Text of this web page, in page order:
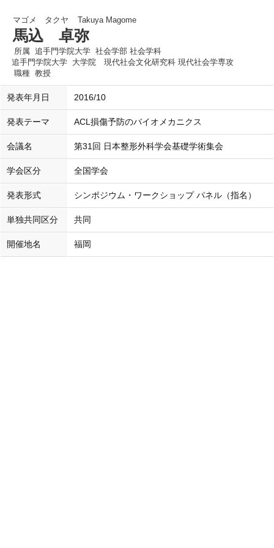
マゴメ タクヤ Takuya Magome
馬込 卓弥
所属 追手門学院大学 社会学部 社会学科
追手門学院大学 大学院 現代社会文化研究科 現代社会学専攻
職種 教授
発表年月日 2016/10
発表テーマ ACL損傷予防のバイオメカニクス
会議名 第31回 日本整形外科学会基礎学術集会
学会区分 全国学会
発表形式 シンポジウム・ワークショップ パネル（指名）
単独共同区分 共同
開催地名 福岡